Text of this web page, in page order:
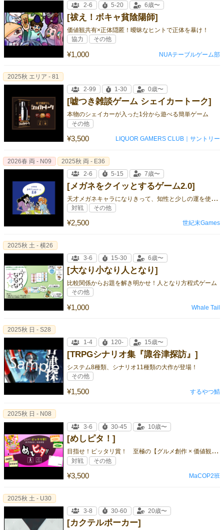
[祓え！ボキャ貧陰陽師]
価値観共有×正体隠匿！曖昧なヒントで正体を暴け！
¥1,000
2-6 5-20 6歳〜
協力 その他
NUAテーブルゲーム部
[嘘つき雑談ゲーム シェイカートーク]
本物のシェイカーが入った1分から遊べる簡単ゲーム
¥3,500
2025秋 エリア - 81
2-99
1-30 0歳〜
その他
LIQUOR GAMERS CLUB｜サントリー
[メガネをクイッとするゲーム2.0]
天
才メガネキャラになりきって、知性と少しの運を使いながら頭脳戦を繰り広げるパーティゲーム！
¥2,500
2026春 両 - N09
2025秋 両 - E36
2-6
5-15 7歳〜
対戦 その他
世紀末Games
[大なり小なり人となり]
比較関係からお題を解き明かせ！人となり方程式ゲーム
¥1,000
2025秋 土 - 横26
3-6
15-30 6歳〜
その他
Whale Tail
[TRPGシナリオ集『諏谷津探訪』]
システム8種類、シナリオ11種類の大作が登場！
¥1,500
2025秋 日 - S28
1-4
120- 15歳〜
その他
するやつ鯖
[めしピタ！]
目
指せ！ピッタリ賞！ 至極の【グルメ創作 × 価値観共有ゲーム】爆誕！
¥3,500
2025秋 日 - N08
3-6
30-45 10歳〜
対戦 その他
MaCOP2班
[カクテルポーカー]
2025秋 土 - U30
3-8
30-60 20歳〜